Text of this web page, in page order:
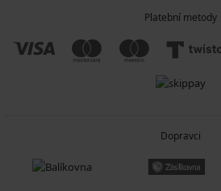
Platební metody
Dopravci